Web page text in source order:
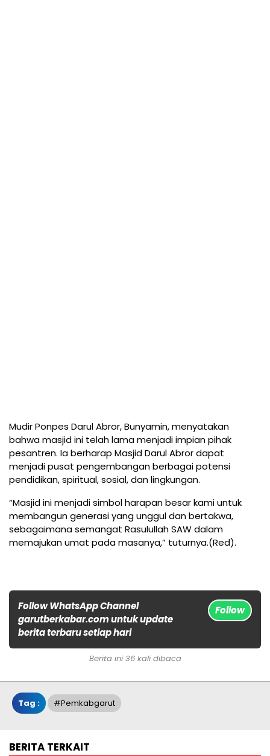
Mudir Ponpes Darul Abror, Bunyamin, menyatakan
bahwa masjid ini telah lama menjadi impian pihak
pesantren. Ia berharap Masjid Darul Abror dapat
menjadi pusat pengembangan berbagai potensi
pendidikan, spiritual, sosial, dan lingkungan.
“Masjid ini menjadi simbol harapan besar kami untuk
membangun generasi yang unggul dan bertakwa,
sebagaimana semangat Rasulullah SAW dalam
memajukan umat pada masanya,” tuturnya.(Red).
Follow WhatsApp Channel
garutberkabar.com untuk update
berita terbaru setiap hari
Follow
Berita ini 36 kali dibaca
Tag : #Pemkabgarut
BERITA TERKAIT